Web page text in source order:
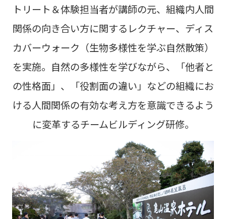
トリート＆体験担当者が講師の元、 組織内人間
関係の向き合い方に関するレクチャー、ディス
カバーウォーク（生物多様性を学ぶ自然散策）
を実施。 自然の多様性を学びながら、「他者と
の性格面」、「役割面の違い」などの組織にお
ける人間関係の有効な考え方を意識できるよう
に変革するチームビルディング研修。